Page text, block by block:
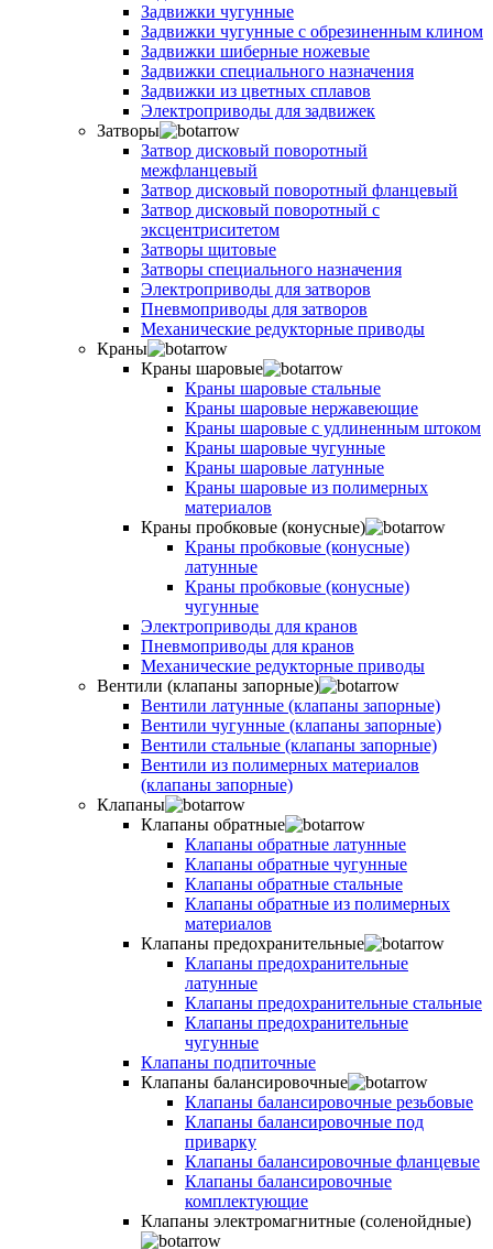
Задвижки чугунные
Задвижки чугунные с обрезиненным клином
Задвижки шиберные ножевые
Задвижки специального назначения
Задвижки из цветных сплавов
Электроприводы для задвижек
Затворы
Затвор дисковый поворотный
межфланцевый
Затвор дисковый поворотный фланцевый
Затвор дисковый поворотный с
эксцентриситетом
Затворы щитовые
Затворы специального назначения
Электроприводы для затворов
Пневмоприводы для затворов
Механические редукторные приводы
Краны
Краны шаровые
Краны шаровые стальные
Краны шаровые нержавеющие
Краны шаровые с удлиненным штоком
Краны шаровые чугунные
Краны шаровые латунные
Краны шаровые из полимерных
материалов
Краны пробковые (конусные)
Краны пробковые (конусные)
латунные
Краны пробковые (конусные)
чугунные
Электроприводы для кранов
Пневмоприводы для кранов
Механические редукторные приводы
Вентили (клапаны запорные)
Вентили латунные (клапаны запорные)
Вентили чугунные (клапаны запорные)
Вентили стальные (клапаны запорные)
Вентили из полимерных материалов
(клапаны запорные)
Клапаны
Клапаны обратные
Клапаны обратные латунные
Клапаны обратные чугунные
Клапаны обратные стальные
Клапаны обратные из полимерных
материалов
Клапаны предохранительные
Клапаны предохранительные
латунные
Клапаны предохранительные стальные
Клапаны предохранительные
чугунные
Клапаны подпиточные
Клапаны балансировочные
Клапаны балансировочные резьбовые
Клапаны балансировочные под
приварку
Клапаны балансировочные фланцевые
Клапаны балансировочные
комплектующие
Клапаны электромагнитные (соленойдные)